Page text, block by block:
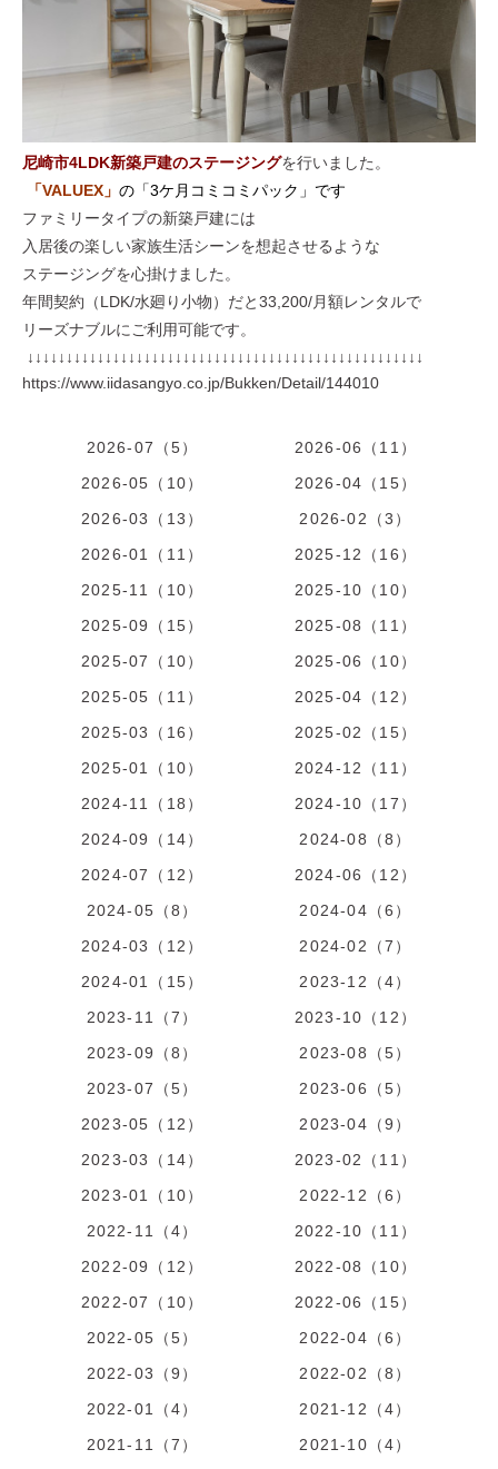
尼崎市4LDK新築戸建のステージングを行いました。
「VALUEX 」 の「3ケ月コミコミパック」です
ファミリータイプの新築戸建には
入居後の楽しい家族生活シーンを想起させるような
ステージングを心掛けました。
年間契約（LDK/水廻り小物）だと33,200/月額レンタルで
リーズナブルにご利用可能です。
↓↓↓↓↓↓↓↓↓↓↓↓↓↓↓↓↓↓↓↓↓↓↓↓↓↓↓↓↓↓↓↓↓↓↓↓↓↓↓↓↓↓↓↓↓↓↓↓↓↓↓
https://www.iidasangyo.co.jp/Bukken/Detail/144010
2026-07（5）
2026-06（11）
2026-05（10）
2026-04（15）
2026-03（13）
2026-02（3）
2026-01（11）
2025-12（16）
2025-11（10）
2025-10（10）
2025-09（15）
2025-08（11）
2025-07（10）
2025-06（10）
2025-05（11）
2025-04（12）
2025-03（16）
2025-02（15）
2025-01（10）
2024-12（11）
2024-11（18）
2024-10（17）
2024-09（14）
2024-08（8）
2024-07（12）
2024-06（12）
2024-05（8）
2024-04（6）
2024-03（12）
2024-02（7）
2024-01（15）
2023-12（4）
2023-11（7）
2023-10（12）
2023-09（8）
2023-08（5）
2023-07（5）
2023-06（5）
2023-05（12）
2023-04（9）
2023-03（14）
2023-02（11）
2023-01（10）
2022-12（6）
2022-11（4）
2022-10（11）
2022-09（12）
2022-08（10）
2022-07（10）
2022-06（15）
2022-05（5）
2022-04（6）
2022-03（9）
2022-02（8）
2022-01（4）
2021-12（4）
2021-11（7）
2021-10（4）